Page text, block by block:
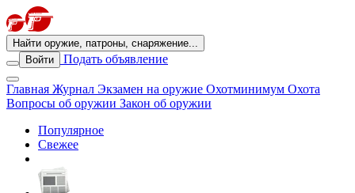
Найти оружие, патроны, снаряжение...
Войти
Подать объявление
Главная Журнал Экзамен на оружие Охотминимум Охота
Вопросы об оружии Закон об оружии
Популярное
Свежее